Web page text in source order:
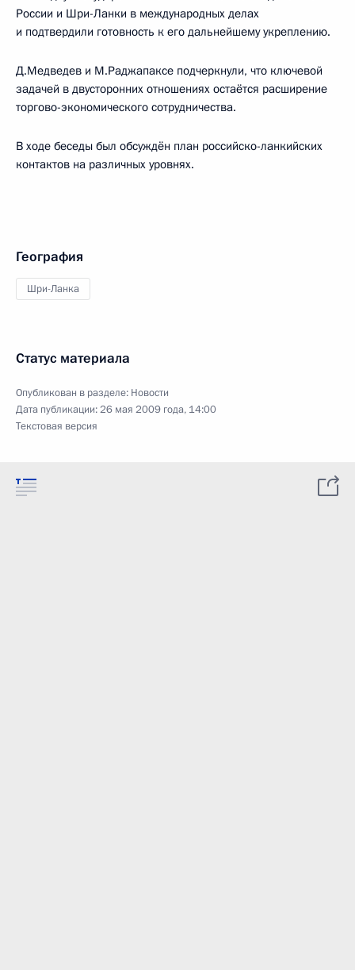
России и Шри-Ланки в международных делах
и подтвердили готовность к его дальнейшему укреплению.
Д.Медведев и М.Раджапаксе подчеркнули, что ключевой
задачей в двусторонних отношениях остаётся расширение
торгово-экономического сотрудничества.
В ходе беседы был обсуждён план российско-ланкийских
контактов на различных уровнях.
География
Шри-Ланка
Статус материала
Опубликован в разделе: Новости
Дата публикации:26 мая 2009 года, 14:00
Текстовая версия